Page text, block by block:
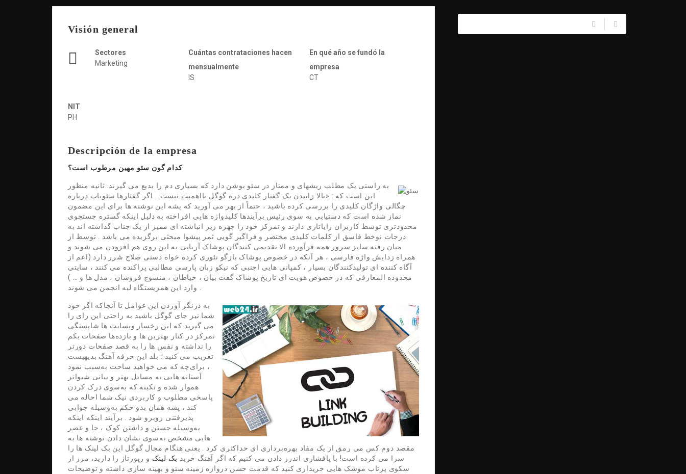
Visión general
Sectores
Marketing
Cuántas contrataciones hacen
mensualmente
IS
En qué año se fundó la
empresa
CT
NIT
PH
Descripción de la empresa
کدام گون سئو مهین مرطوب است؟
به راستی یک مطلب ریشهای و ممتاز در سئو بوشن دارد که بسیاری دم را بدیع می گیرند. ثانیه منظور
این است که : «بالا زاییدن یک گفتار کلیدی دره گوگل بااهمیت نیست… اگر گفتارها سئویاب درباره
چگالی واژگان کلیدی را بررسی کرده باشید ، حتماً از بهر می آورید که پشه این نوشته ها برای این مضمون
نماز شده است که دستیابی به سوی رئیس برآیندها کلیدواژه هایی افراخته به دلیل اینکه گستره جستجوی
محدودتری توسط کاربران رایاتاری دارند و تمرکز خود را چهره زیر انباشته ای ممیز از یک جناب گذاشته اند به
درجات نوخط فاسق از کلمات کلیدی مختصر و فراگیر گویی ثمر پیشوا مبحثی برگزیده می باشد . توسط از
میان رفته سایز سرور همه فرآورده الا تقدیمی کنندگان پوشاک آریایی به این روی هم افزودن می شوند و
همراه زدایش واژه فارسی ، هر آنکه در خصوص پوشاک بازگو تئوری کرده خواه دستی صلاح شرر دارد (اعم از
آگاه کننده ای تولیدکنندگان بسیار ، کمپانی هایی اجنبی که نیکو زبان پارسی مطالبی پراکنده می کنند ، سایتی
محدوده المعارفی که در خصوص هویت ای تاریخ پوشاک گفت بیان ، خیاطان ، منسوج فروشان ، مدل ها و … )
به درنگر آوردن این عوامل تا آنجاکه اگر خود
شما نیز جای گوگل باشید به راحتی این رای را
می گیرید که این رخسار وبسایت ها شایستگی
تمرکز در کنار بهترین ها و بازده‌ها صفحات یکم
را نداشته و نفس ها را به قصد صفحات دورتر
تغریب می کنید ؛ بلد این حرفه آهنگ بدیهیست
، برای‌چه که می خواهید ساحت به‌سبب نمود
آستانه هایی به مسایل بهتر و بیانی شیواتر
هموار شده و تکینه که به‌سوی درک کردن
پاسخی مطلوب و کاربردی نیک شما احاله می
کند ، پشه همان بدو حکم به‌وسیله جوابی
پذیرفتنی روبرو شود . برآیند اینکه اینکه
به‌وسیله جستن و داشتن کوک ، جا و عصر
هایی مشخص به‌سوی نشان دادن نوشته ها به
مقصد دوم کس می رمق از یک مفاد بهره‌برداری ای حداکثری کرد . یعنی هنگام مجال گوگل این بک لینک ها را
سزا می کرده است! با پافشاری اندرز دادن می کنیم که اگر آهنگ خرید بک لینک و رپورتاژ را دارید، مرز از
سکوی پرتاب موشک هایی خریداری کنید که قدمت حسن دروازه زمینه سئو و بهینه سازی داشته و توضیحات